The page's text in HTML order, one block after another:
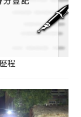
程